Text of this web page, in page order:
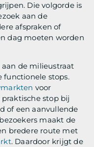
Die volgorde is
aan de
afspraken of
dag moeten worden
de milieustraat
functionele stops.
voor
stop bij
of een aanvullende
maakt de
bredere route met
. Daardoor krijgt de